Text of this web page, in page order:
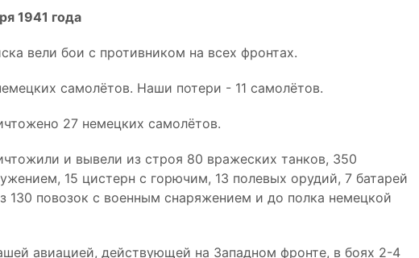
1941 года
вели бои с противником на всех фронтах.
самолётов. Наши потери - 11 самолётов.
27 немецких самолётов.
и вывели из строя 80 вражеских танков, 350
15 цистерн с горючим, 13 полевых орудий, 7 батарей
130 повозок с военным снаряжением и до полка немецкой
авиацией, действующей на Западном фронте, в боях 2-4